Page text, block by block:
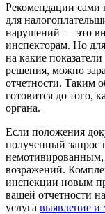
Рекомендации сами
для
нарушений — это
инспекторам. Но
на какие
решения, можно
отчетности. Таким
готовится до того,
органа.
Если положения
полученный запрос
немотивированным,
возражений.
инспекции новым
вашей отчетности
услуга выявление и